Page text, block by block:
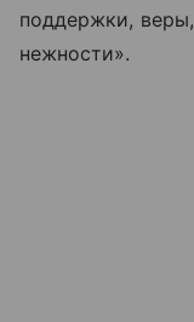
поддержки,
нежности».